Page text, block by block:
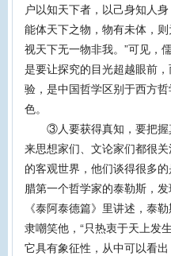
户以知天下者，以己身知人
能体天下之物，物有未体，
视天下无一物非我。”可见，
是要让探究的目光超越眼前
验，是中国哲学区别于西方
色。
③人要获得真知，要把握
来思想家们、文论家们都很
的客观世界，他们谈得很多
腊第一个哲学家的泰勒斯，
《泰阿泰德篇》里讲述，泰
隶嘲笑他，“只热衷于天上发
它具有象征性，从中可以看